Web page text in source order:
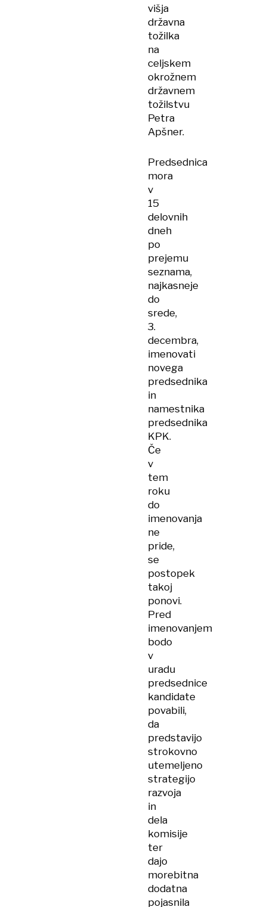
višja
državna
tožilka
na
celjskem
okrožnem
državnem
tožilstvu
Petra
Apšner.
Predsednica
mora
v
15
delovnih
dneh
po
prejemu
seznama,
najkasneje
do
srede,
3.
decembra,
imenovati
novega
predsednika
in
namestnika
predsednika
KPK.
Če
v
tem
roku
do
imenovanja
ne
pride,
se
postopek
takoj
ponovi.
Pred
imenovanjem
bodo
v
uradu
predsednice
kandidate
povabili,
da
predstavijo
strokovno
utemeljeno
strategijo
razvoja
in
dela
komisije
ter
dajo
morebitna
dodatna
pojasnila